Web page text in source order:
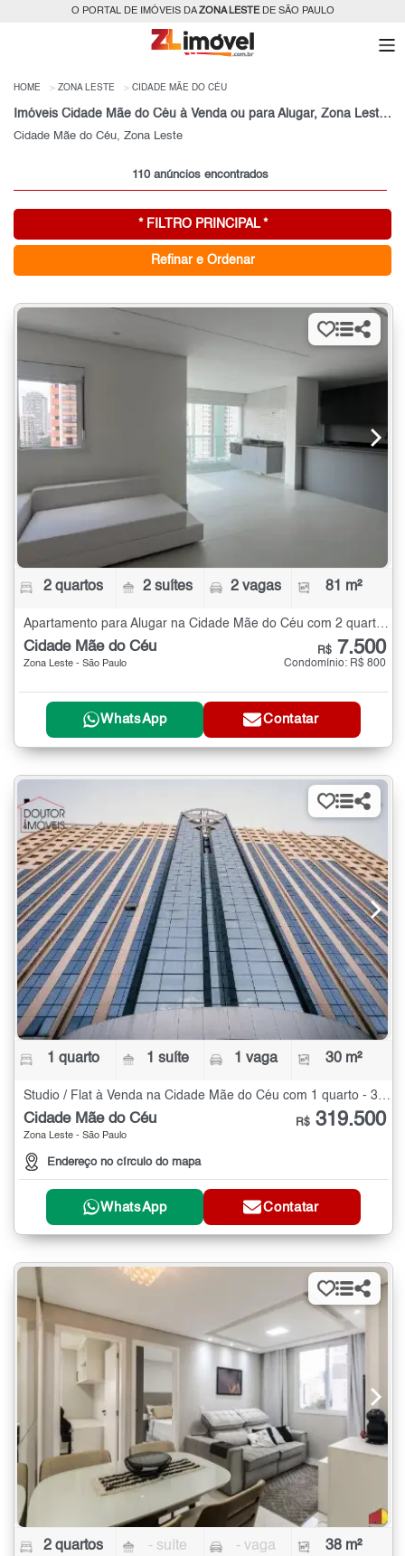
O PORTAL DE IMÓVEIS DAZONA LESTEDE SÃO PAULO
HOME ZONA LESTE CIDADE MÃE DO CÉU
Imóveis Cidade Mãe do Céu à Venda ou para Alugar, Zona Leste, São Paulo, SP
Cidade Mãe do Céu, Zona Leste
110 anúncios encontrados
* FILTRO PRINCIPAL *
Refinar e Ordenar
2 quartos 2 suítes 2 vagas 81 m²
Cidade Mãe do Céu
Zona Leste - São Paulo
R$ 7.500
Condomínio: R$ 800
WhatsApp Contatar
1 quarto 1 suíte 1 vaga 30 m²
Cidade Mãe do Céu
Zona Leste - São Paulo
Endereço no círculo do mapa
R$ 319.500
WhatsApp Contatar
2 quartos - suíte - vaga 38 m²